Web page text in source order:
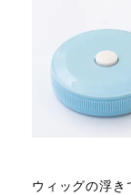
ウィッグの浮